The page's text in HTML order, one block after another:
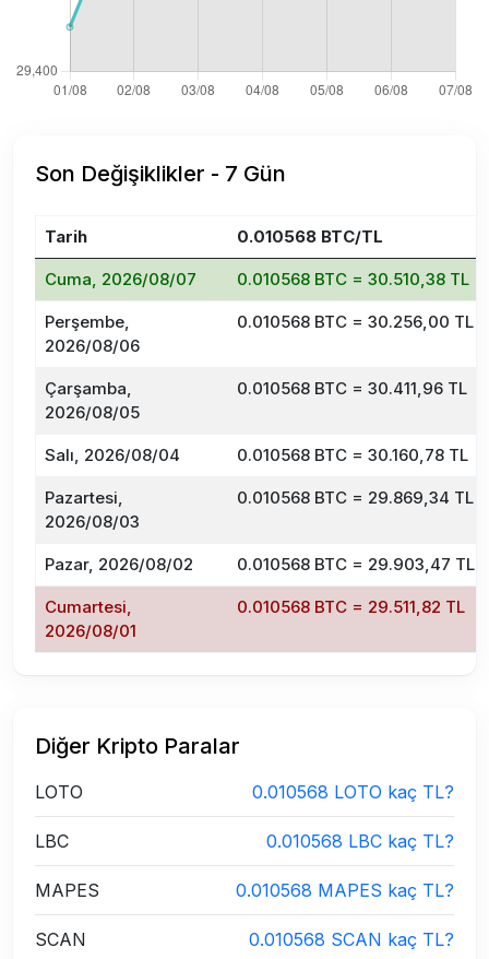
Son Değişiklikler - 7 Gün
Tarih 0.010568 BTC/TL
Cuma, 2026/08/07 0.010568 BTC = 30.510,38 TL
Perşembe,
2026/08/06
0.010568 BTC = 30.256,00 TL
Çarşamba,
2026/08/05
0.010568 BTC = 30.411,96 TL
Salı, 2026/08/04 0.010568 BTC = 30.160,78 TL
Pazartesi,
2026/08/03
0.010568 BTC = 29.869,34 TL
Pazar, 2026/08/02 0.010568 BTC = 29.903,47 TL
Cumartesi,
2026/08/01
0.010568 BTC = 29.511,82 TL
Diğer Kripto Paralar
LOTO 0.010568 LOTO kaç TL?
LBC 0.010568 LBC kaç TL?
MAPES 0.010568 MAPES kaç TL?
SCAN 0.010568 SCAN kaç TL?